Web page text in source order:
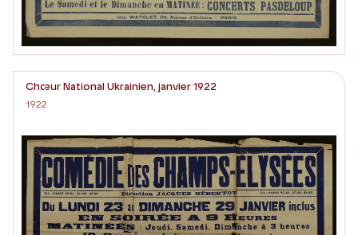
Chœur National Ukrainien, janvier 1922
1922